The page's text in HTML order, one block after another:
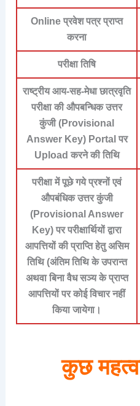
Online प्रवेश पत्र प्राप्त
करना
परीक्षा तिषि
राष्ट्रीय आय-सह-मेधा छात्रवृति
परीक्षा की औपबन्धिक उत्तर
कुंजी (Provisional
Answer Key) Portal पर
Upload करने की तिथि
परीक्षा में पूछे गये प्रश्नों एवं
औपबंधिक उत्तर कुंजी
(Provisional Answer
Key) पर परीक्षार्थियों द्वारा
आपत्तियों की प्राप्ति हेतु असिम
तिथि (अंतिम तिथि के उपरान्त
अथवा बिना वैध सञ्य के प्राप्त
आपत्तियों पर कोई विचार नहीं
किया जायेगा।
कुछ